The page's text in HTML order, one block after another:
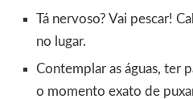
Tá nervoso? Vai pescar!
no lugar.
Contemplar as águas, ter
o momento exato de